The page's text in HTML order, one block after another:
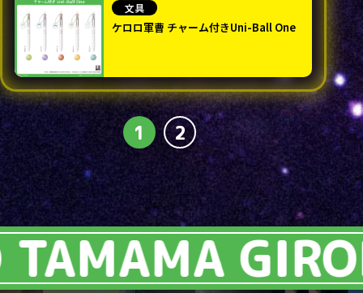
文具
ケロロ軍曹 チャーム付きUni-Ball One
1 2